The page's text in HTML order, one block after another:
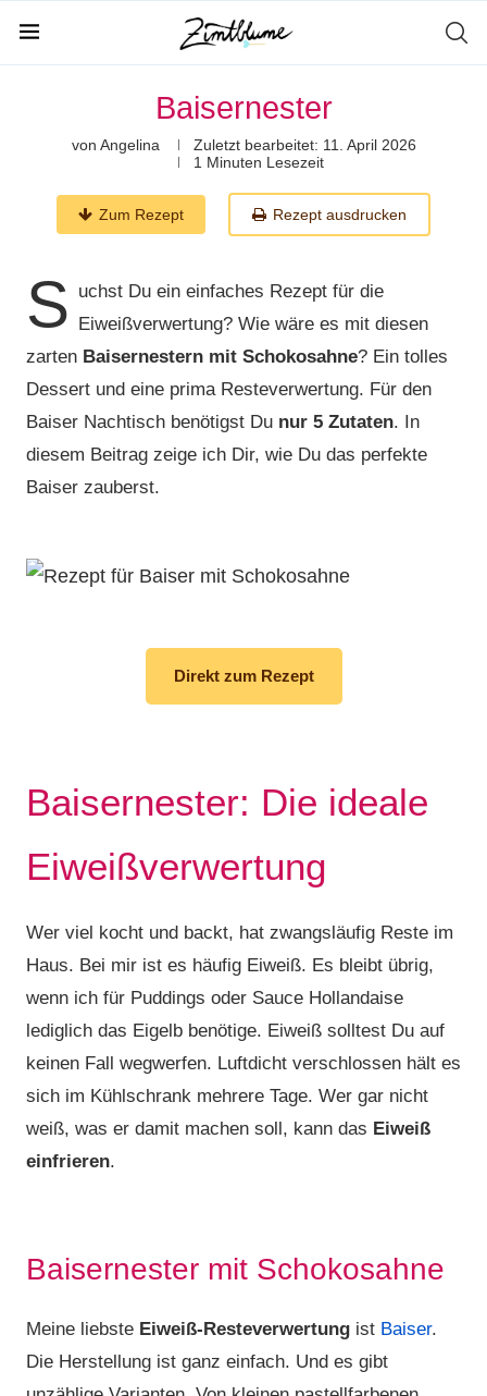
Baisernester
von Angelina Zuletzt bearbeitet: 11. April 2026
1 Minuten Lesezeit
Zum Rezept Rezept ausdrucken
S uchst Du ein einfaches Rezept für die
Eiweißverwertung? Wie wäre es mit diesen
zarten Baisernestern mit Schokosahne? Ein tolles
Dessert und eine prima Resteverwertung. Für den
Baiser Nachtisch benötigst Du nur 5 Zutaten. In
diesem Beitrag zeige ich Dir, wie Du das perfekte
Baiser zauberst.
Direkt zum Rezept
Baisernester: Die ideale
Eiweißverwertung
Wer viel kocht und backt, hat zwangsläufig Reste im
Haus. Bei mir ist es häufig Eiweiß. Es bleibt übrig,
wenn ich für Puddings oder Sauce Hollandaise
lediglich das Eigelb benötige. Eiweiß solltest Du auf
keinen Fall wegwerfen. Luftdicht verschlossen hält es
sich im Kühlschrank mehrere Tage. Wer gar nicht
weiß, was er damit machen soll, kann das Eiweiß
einfrieren.
Baisernester mit Schokosahne
Meine liebste Eiweiß-Resteverwertung ist Baiser.
Die Herstellung ist ganz einfach. Und es gibt